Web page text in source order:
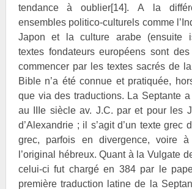
tendance à oublier[14]. A la
ensembles politico-culturels comme
Japon et la culture arabe (ensuite
textes fondateurs européens sont
commencer par les textes sacrés de
Bible n’a été connue et pratiquée,
que via des traductions. La Septante
au IIIe siècle av. J.C. par et pour les
d’Alexandrie ; il s’agit d’un texte grec
grec, parfois en divergence, voire à
l’original hébreux. Quant à la Vulgate
celui-ci fut chargé en 384 par le
première traduction latine de la